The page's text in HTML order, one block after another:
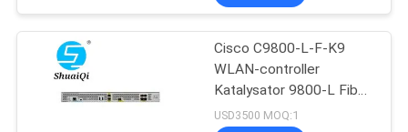
ONS
FABRIEKSTOCHT
sfp optische
zendontvanger
235
Cisco C9800-L-F-K9
WLAN-controller
Katalysator 9800-L Fiber
Uplink draadloze
USD3500 MOQ:1